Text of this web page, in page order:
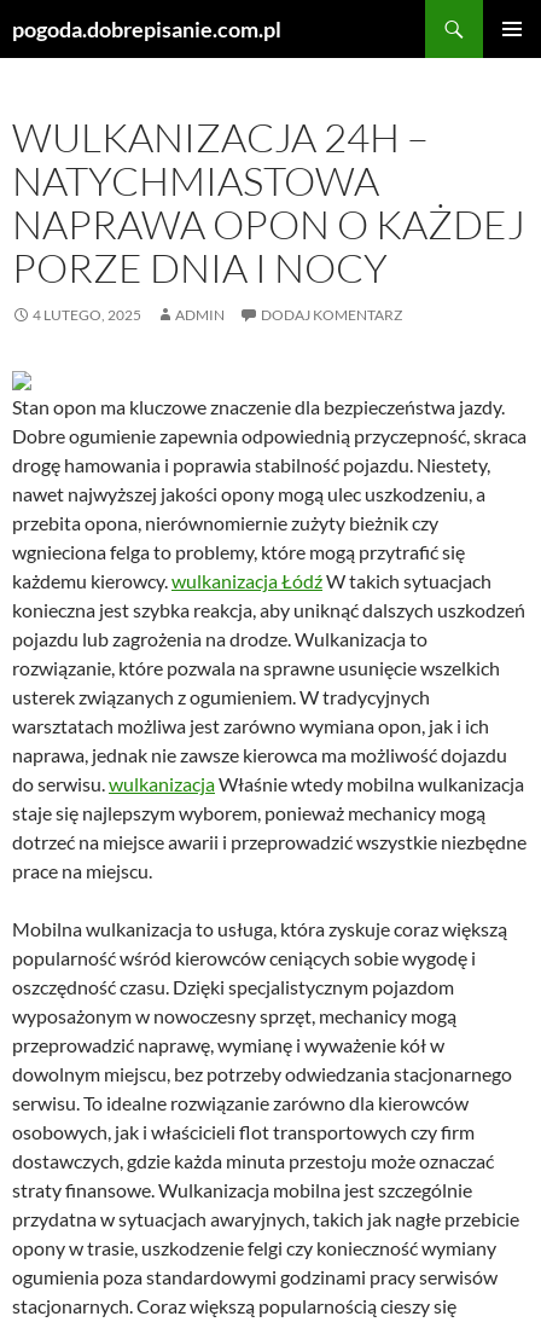
pogoda.dobrepisanie.com.pl
WULKANIZACJA 24H –
NATYCHMIASTOWA
NAPRAWA OPON O KAŻDEJ
PORZE DNIA I NOCY
4 LUTEGO, 2025 ADMIN DODAJ KOMENTARZ
Stan opon ma kluczowe znaczenie dla bezpieczeństwa jazdy.
Dobre ogumienie zapewnia odpowiednią przyczepność, skraca
drogę hamowania i poprawia stabilność pojazdu. Niestety,
nawet najwyższej jakości opony mogą ulec uszkodzeniu, a
przebita opona, nierównomiernie zużyty bieżnik czy
wgnieciona felga to problemy, które mogą przytrafić się
każdemu kierowcy.wulkanizacja ŁódźW takich sytuacjach
konieczna jest szybka reakcja, aby uniknąć dalszych uszkodzeń
pojazdu lub zagrożenia na drodze. Wulkanizacja to
rozwiązanie, które pozwala na sprawne usunięcie wszelkich
usterek związanych z ogumieniem. W tradycyjnych
warsztatach możliwa jest zarówno wymiana opon, jak i ich
naprawa, jednak nie zawsze kierowca ma możliwość dojazdu
do serwisu.wulkanizacjaWłaśnie wtedy mobilna wulkanizacja
staje się najlepszym wyborem, ponieważ mechanicy mogą
dotrzeć na miejsce awarii i przeprowadzić wszystkie niezbędne
prace na miejscu.
Mobilna wulkanizacja to usługa, która zyskuje coraz większą
popularność wśród kierowców ceniących sobie wygodę i
oszczędność czasu. Dzięki specjalistycznym pojazdom
wyposażonym w nowoczesny sprzęt, mechanicy mogą
przeprowadzić naprawę, wymianę i wyważenie kół w
dowolnym miejscu, bez potrzeby odwiedzania stacjonarnego
serwisu. To idealne rozwiązanie zarówno dla kierowców
osobowych, jak i właścicieli flot transportowych czy firm
dostawczych, gdzie każda minuta przestoju może oznaczać
straty finansowe. Wulkanizacja mobilna jest szczególnie
przydatna w sytuacjach awaryjnych, takich jak nagłe przebicie
opony w trasie, uszkodzenie felgi czy konieczność wymiany
ogumienia poza standardowymi godzinami pracy serwisów
stacjonarnych. Coraz większą popularnością cieszy się